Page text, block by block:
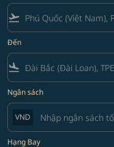
flight_takeoff
Đến
flight_land
Ngân sách
VND
Hạng Bay